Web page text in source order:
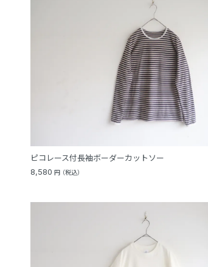
ピコレース付長袖ボーダーカットソー
8,580円（税込）